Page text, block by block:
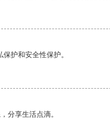
护和安全性保护。
分享生活点滴。